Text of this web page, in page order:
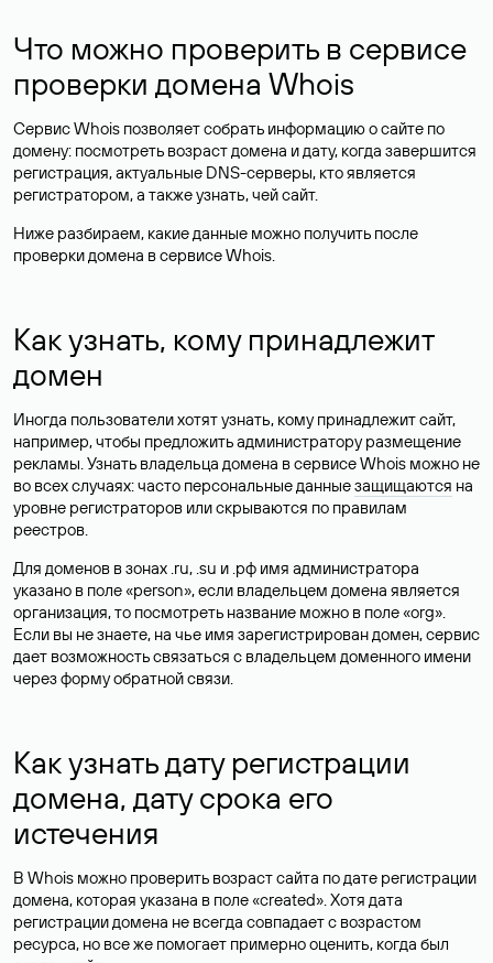
Что можно проверить в сервисе
проверки домена Whois
Сервис Whois позволяет собрать информацию о сайте по
домену: посмотреть возраст домена и дату, когда завершится
регистрация, актуальные DNS-серверы, кто является
регистратором, а также узнать, чей сайт.
Ниже разбираем, какие данные можно получить после
проверки домена в сервисе Whois.
Как узнать, кому принадлежит
домен
Иногда пользователи хотят узнать, кому принадлежит сайт,
например, чтобы предложить администратору размещение
рекламы. Узнать владельца домена в сервисе Whois можно не
во всех случаях: часто персональные данныезащищаются на
уровне регистраторов или скрываются по правилам
реестров.
Для доменов в зонах .ru, .su и .рф имя администратора
указано в поле «person», если владельцем домена является
организация, то посмотреть название можно в поле «org».
Если вы не знаете, на чье имя зарегистрирован домен, сервис
дает возможность связаться с владельцем доменного имени
через форму обратной связи.
Как узнать дату регистрации
домена, дату срока его
истечения
В Whois можно проверить возраст сайта по дате регистрации
домена, которая указана в поле «created». Хотя дата
регистрации домена не всегда совпадает с возрастом
ресурса, но все же помогает примерно оценить, когда был